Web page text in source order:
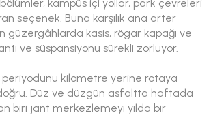
kampüs içi yollar, park çevreleri
seçenek. Buna karşılık ana arter
güzergâhlarda kasis, rögar kapağı ve
ve süspansiyonu sürekli zorluyor.
periyodunu kilometre yerine rotaya
Düz ve düzgün asfaltta haftada
biri jant merkezlemeyi yılda bir